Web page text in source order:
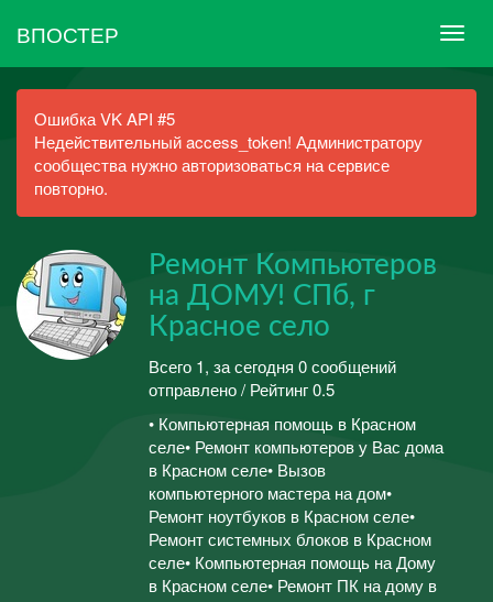
ВПОСТЕР
Ошибка VK API #5
Недействительный access_token! Администратору
сообщества нужно авторизоваться на сервисе
повторно.
Ремонт Компьютеров
на ДОМУ! СПб, г
Красное село
Всего 1, за сегодня 0 сообщений
отправлено / Рейтинг 0.5
• Компьютерная помощь в Красном
селе• Ремонт компьютеров у Вас дома
в Красном селе• Вызов
компьютерного мастера на дом•
Ремонт ноутбуков в Красном селе•
Ремонт системных блоков в Красном
селе• Компьютерная помощь на Дому
в Красном селе• Ремонт ПК на дому в